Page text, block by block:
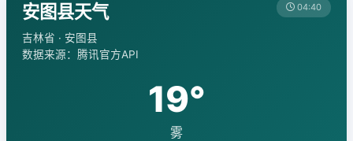
安图县天气
吉林省 · 安图县
数据来源：腾讯官方API
04:40
19°
雾